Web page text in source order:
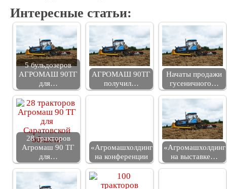
Интересные статьи:
5 бульдозеров
АГРОМАШ 90ТГ
для…
АГРОМАШ 90ТГ
получил…
Начаты продажи
гусеничного…
28 тракторов
Агромаш 90 ТГ
для…
«Агромашхолдинг»
на конференции
на выставке…